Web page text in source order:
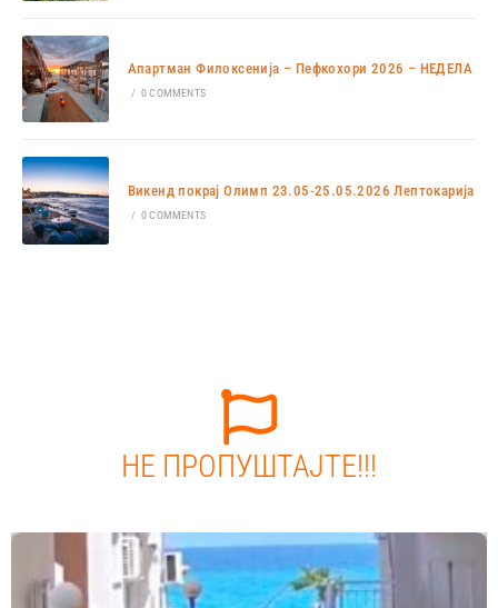
Апартман Филоксенија – Пефкохори 2026 – НЕДЕЛА
/ 0 COMMENTS
Викенд покрај Олимп 23.05-25.05.2026 Лептокарија
/ 0 COMMENTS
НЕ ПРОПУШТАЈТЕ!!!